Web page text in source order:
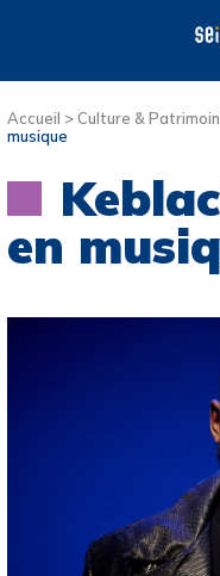
Accueil >Culture &
musique
en